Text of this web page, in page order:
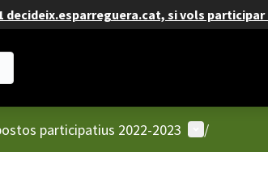
si vols participar
participatius 2022-2023 Menú d'usuari
/